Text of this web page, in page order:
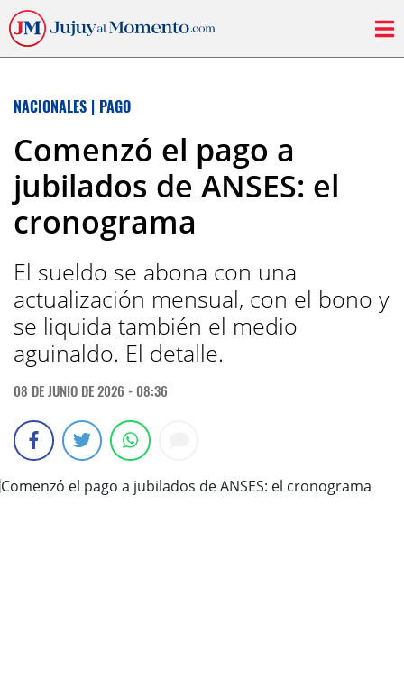
NACIONALES | PAGO
Comenzó el pago a
jubilados de ANSES: el
cronograma
El sueldo se abona con una
actualización mensual, con el bono y
se liquida también el medio
aguinaldo. El detalle.
08 DE JUNIO DE 2026 - 08:36